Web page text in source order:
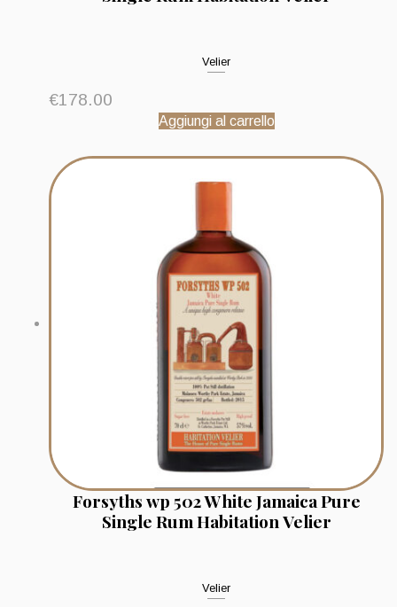
Velier
€178.00
Aggiungi al carrello
Forsyths wp 502 White Jamaica Pure
Single Rum Habitation Velier
Velier